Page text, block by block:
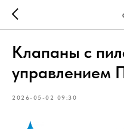
Клапаны с
2026-05-02 09:30